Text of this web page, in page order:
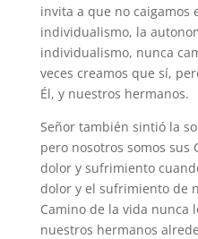
invita a que no caigamos
individualismo, la
individualismo, nunca
veces creamos que sí,
Él, y nuestros hermanos.
Señor también sintió la
pero nosotros somos sus
dolor y sufrimiento
dolor y el sufrimiento de
Camino de la vida nunca
nuestros hermanos